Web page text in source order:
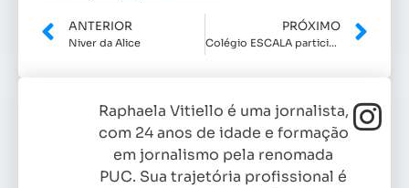
ANTERIOR
Niver da Alice
PRÓXIMO
Colégio ESCALA participa de homenagem aos idosos
Raphaela Vitiello é uma jornalista,
com 24 anos de idade e formação
em jornalismo pela renomada
PUC. Sua trajetória profissional é